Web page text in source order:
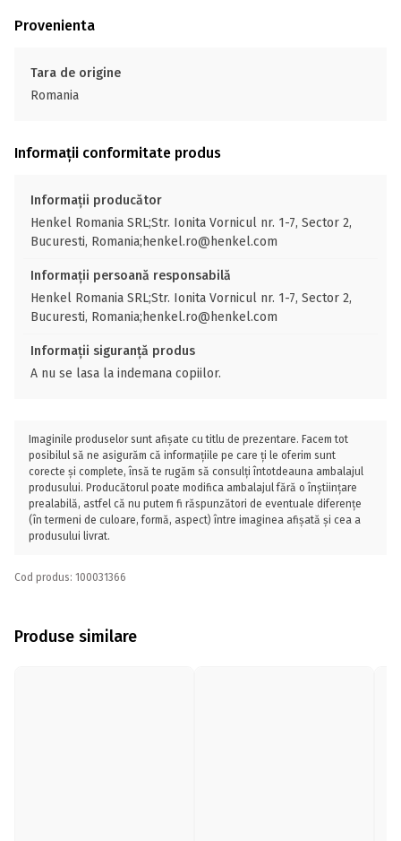
Provenienta
Tara de origine
Romania
Informații conformitate produs
Informații producător
Henkel Romania SRL;Str. Ionita Vornicul nr. 1-7, Sector 2,
Bucuresti, Romania;henkel.ro@henkel.com
Informații persoană responsabilă
Henkel Romania SRL;Str. Ionita Vornicul nr. 1-7, Sector 2,
Bucuresti, Romania;henkel.ro@henkel.com
Informații siguranță produs
A nu se lasa la indemana copiilor.
Imaginile produselor sunt afișate cu titlu de prezentare. Facem tot
posibilul să ne asigurăm că informațiile pe care ți le oferim sunt
corecte și complete, însă te rugăm să consulți întotdeauna ambalajul
produsului. Producătorul poate modifica ambalajul fără o înștiințare
prealabilă, astfel că nu putem fi răspunzători de eventuale diferențe
(în termeni de culoare, formă, aspect) între imaginea afișată și cea a
produsului livrat.
Cod produs: 100031366
Produse similare